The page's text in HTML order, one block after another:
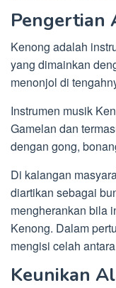
Pengertian
Kenong adalah
yang dimainkan
menonjol di
Instrumen musik
Gamelan dan
dengan gong,
Di kalangan
diartikan sebagai
mengherankan bila
Kenong. Dalam
mengisi celah
Keunikan